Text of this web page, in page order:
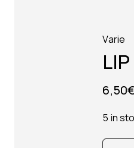
Varie
6,50€
5 in